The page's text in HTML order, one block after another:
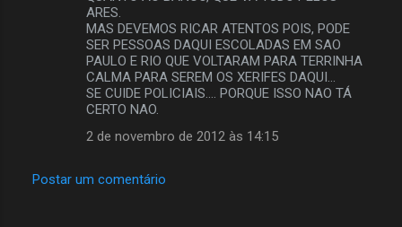
ARES.
MAS DEVEMOS RICAR ATENTOS POIS, PODE
SER PESSOAS DAQUI ESCOLADAS EM SAO
PAULO E RIO QUE VOLTARAM PARA TERRINHA
CALMA PARA SEREM OS XERIFES DAQUI...
SE CUIDE POLICIAIS.... PORQUE ISSO NAO TÁ
CERTO NAO.
2 de novembro de 2012 às 14:15
Postar um comentário